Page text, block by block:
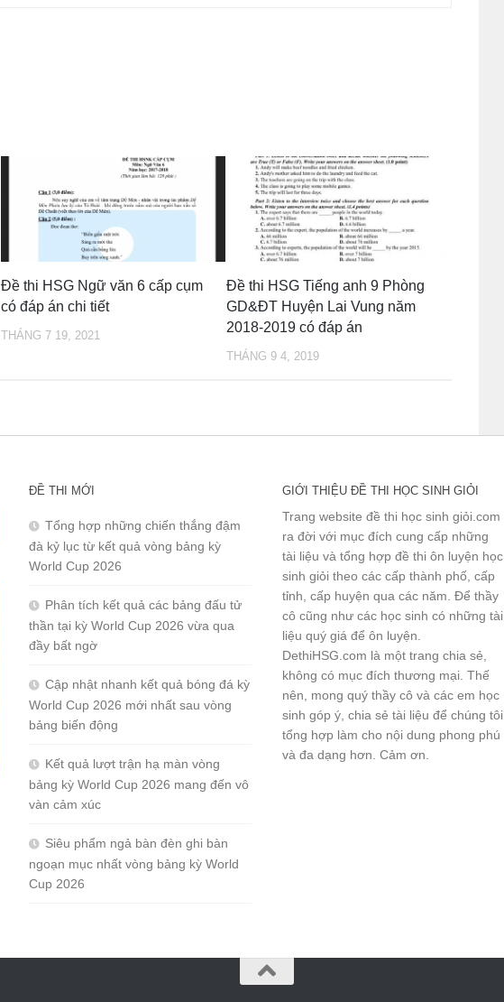
Đề thi HSG Ngữ văn 6 cấp cụm
có đáp án chi tiết
THÁNG 7 19, 2021
Đề thi HSG Tiếng anh 9 Phòng
GD&ĐT Huyện Lai Vung năm
2018-2019 có đáp án
THÁNG 9 4, 2019
ĐỀ THI MỚI
Tổng hợp những chiến thắng đậm
đà kỷ lục từ kết quả vòng bảng kỳ
World Cup 2026
Phân tích kết quả các bảng đấu tử
thần tại kỳ World Cup 2026 vừa qua
đầy bất ngờ
Cập nhật nhanh kết quả bóng đá kỳ
World Cup 2026 mới nhất sau vòng
bảng biến động
Kết quả lượt trận hạ màn vòng
bảng kỳ World Cup 2026 mang đến vô
vàn cảm xúc
Siêu phẩm ngả bàn đèn ghi bàn
ngoạn mục nhất vòng bảng kỳ World
Cup 2026
GIỚI THIỆU ĐỀ THI HỌC SINH GIỎI
Trang website đề thi học sinh giỏi.com
ra đời với mục đích cung cấp những
tài liệu và tổng hợp đề thi ôn luyện học
sinh giỏi theo các cấp thành phố, cấp
tỉnh, cấp huyện qua các năm. Để thầy
cô cũng như các học sinh có những tài
liệu quý giá để ôn luyện.
DethiHSG.com là một trang chia sẻ,
không có mục đích thương mại. Thế
nên, mong quý thầy cô và các em học
sinh góp ý, chia sẻ tài liệu để chúng tôi
tổng hợp làm cho nội dung phong phú
và đa dạng hơn. Cảm ơn.